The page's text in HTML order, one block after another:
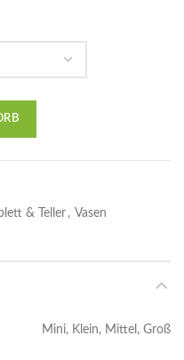
& Teller , Vasen
Mini, Klein, Mittel, Groß